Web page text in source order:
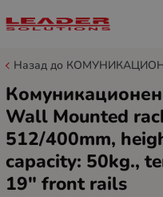
Назад до
Wall Mounted
512/400mm,
capacity: 50kg.,
19" front rails